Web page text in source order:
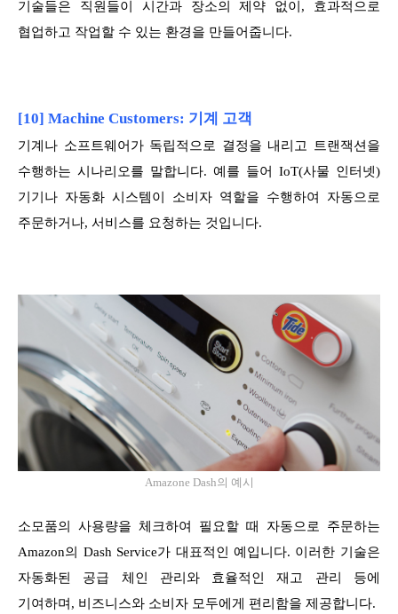
기술들은 직원들이 시간과 장소의 제약 없이, 효과적으로
협업하고 작업할 수 있는 환경을 만들어줍니다.
[10] Machine Customers: 기계 고객
기계나 소프트웨어가 독립적으로 결정을 내리고 트랜잭션을
수행하는 시나리오를 말합니다. 예를 들어 IoT(사물 인터넷)
기기나 자동화 시스템이 소비자 역할을 수행하여 자동으로
주문하거나, 서비스를 요청하는 것입니다.
Amazone Dash의 예시
소모품의 사용량을 체크하여 필요할 때 자동으로 주문하는
Amazon의 Dash Service가 대표적인 예입니다. 이러한 기술은
자동화된 공급 체인 관리와 효율적인 재고 관리 등에
기여하며, 비즈니스와 소비자 모두에게 편리함을 제공합니다.